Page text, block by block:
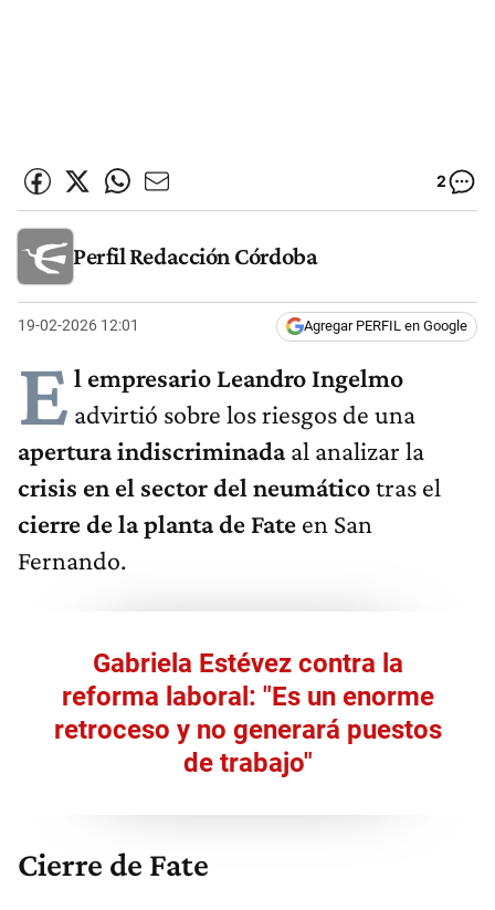
2
Perfil Redacción Córdoba
19-02-2026 12:01 Agregar PERFIL en Google
E l empresario Leandro Ingelmo
advirtió sobre los riesgos de una
apertura indiscriminadaal analizar la
crisis en el sector del neumáticotras el
cierre de la planta de Fate en San
Fernando.
Gabriela Estévez contra la
reforma laboral: "Es un enorme
retroceso y no generará puestos
de trabajo"
Cierre de Fate